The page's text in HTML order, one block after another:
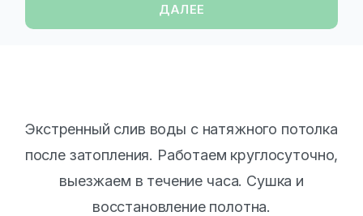
ДАЛЕЕ
Экстренный слив воды с натяжного потолка
после затопления. Работаем круглосуточно,
выезжаем в течение часа. Сушка и
восстановление полотна.